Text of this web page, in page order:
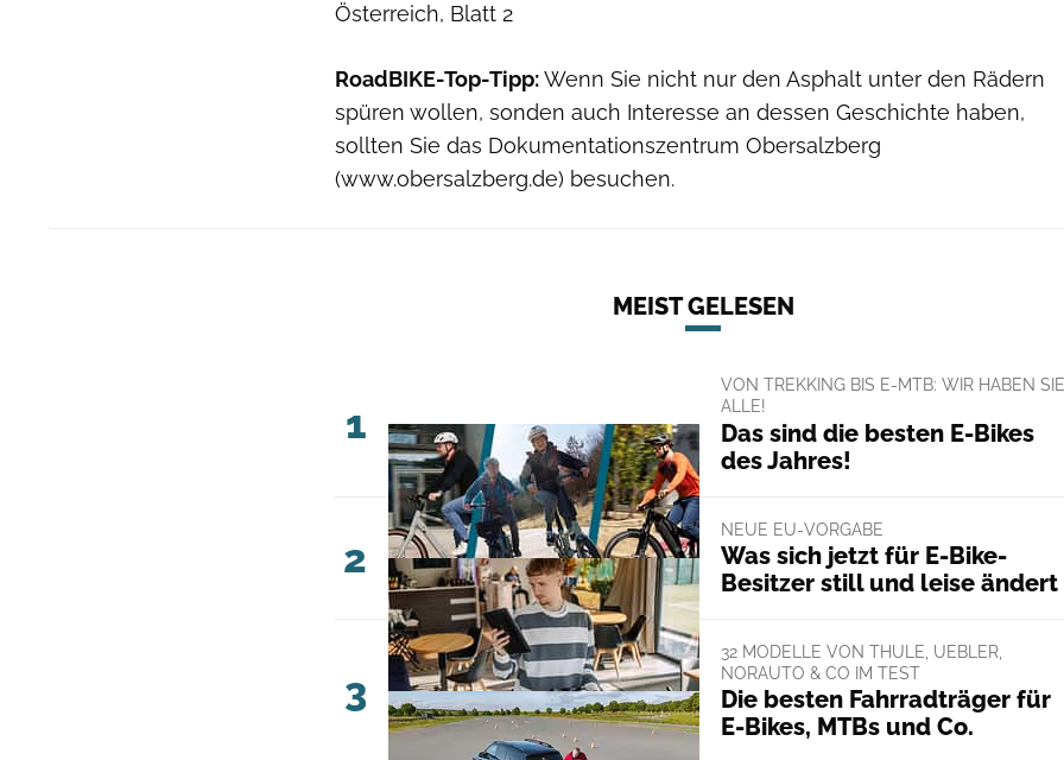
Österreich, Blatt 2
RoadBIKE-Top-Tipp:Wenn Sie nicht nur den Asphalt unter den Rädern
spüren wollen, sonden auch Interesse an dessen Geschichte haben,
sollten Sie das Dokumentationszentrum Obersalzberg
(www.obersalzberg.de) besuchen.
MEIST GELESEN
1
VON TREKKING BIS E-MTB: WIR HABEN SIE
ALLE!
Das sind die besten E-Bikes
des Jahres!
2
NEUE EU-VORGABE
Was sich jetzt für E-Bike-
Besitzer still und leise ändert
3
32 MODELLE VON THULE, UEBLER,
NORAUTO & CO IM TEST
Die besten Fahrradträger für
E-Bikes, MTBs und Co.